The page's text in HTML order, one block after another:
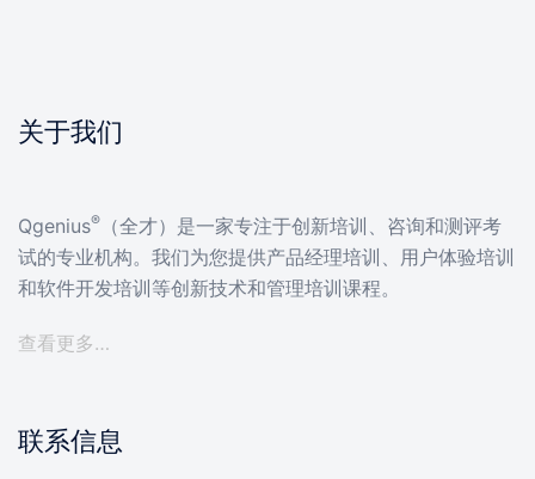
关于我们
Qgenius®
（全才）是一家专注于创新培训、咨询和测评考
试的专业机构。我们为您提供产品经理培训、用户体验培训
和软件开发培训等创新技术和管理培训课程。
查看更多…
联系信息